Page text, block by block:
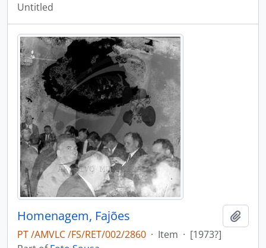
Untitled
Homenagem, Fajões
PT /AMVLC /FS/RET/002/2860 · Item · [1973?]